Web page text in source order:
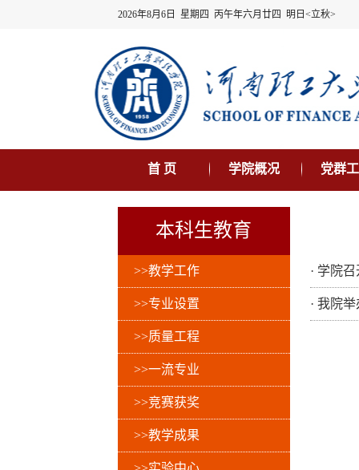
2026年8月6日 星期四 丙午年六月廿四 明日<立秋>
首 页 学院概况 党群
本科生教育
>>教学工作
>>专业设置
>>质量工程
>>一流专业
>>竞赛获奖
>>教学成果
· 学院
· 我院举